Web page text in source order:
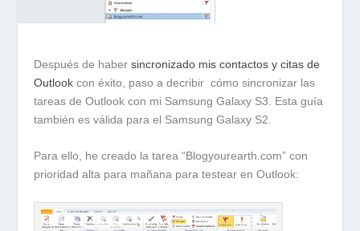
Después de habersincronizado mis contactos y citas de
Outlook con éxito, paso a decribir cómo sincronizar las
tareas de Outlook con mi Samsung Galaxy S3. Esta guía
también es válida para el Samsung Galaxy S2.
Para ello, he creado la tarea “Blogyourearth.com” con
prioridad alta para mañana para testear en Outlook: